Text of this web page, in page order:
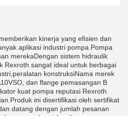
kinerja yang efisien dan
aplikasi industri pompa.Pompa
merekaDengan sistem hidraulik
Rexroth sangat ideal untuk berbagai
konstruksiNama merek
dan flange pemasangan B
kuat pompa reputasi Rexroth
ini disertifikasi oleh sertifikat
datang dengan jumlah pesanan